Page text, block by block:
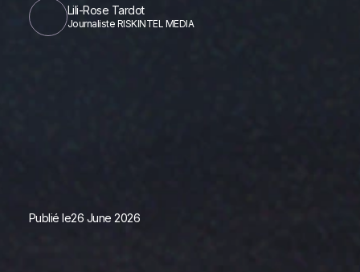
Lili-Rose Tardot
Journaliste RISKINTEL MEDIA
Publié le26 June 2026